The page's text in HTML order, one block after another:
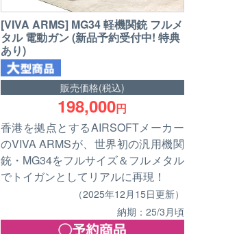
[VIVA ARMS] MG34 軽機関銃 フルメ
タル 電動ガン (新品予約受付中! 特典
あり)
販売価格(税込)
198,000円
香港を拠点とするAIRSOFTメーカー
のVIVA ARMSが、世界初の汎用機関
銃・MG34をフルサイズ＆フルメタル
でトイガンとしてリアルに再現！
（2025年12月15日更新）
納期：25/3月頃